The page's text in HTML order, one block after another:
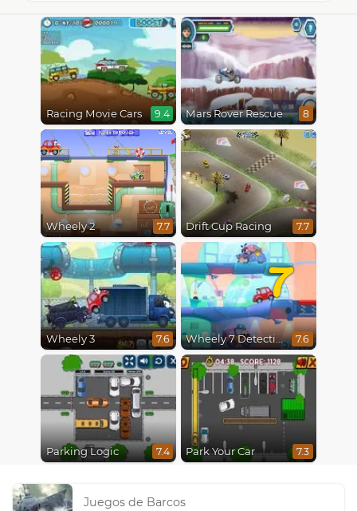
Racing Movie Cars 9.4 Mars Rover Rescue 8
Wheely 2 7.7 Drift Cup Racing 7.7
Wheely 3 7.6
7
Wheely 7 Detective 7.6
Parking Logic 7.4 Park Your Car 7.3
Juegos de Barcos